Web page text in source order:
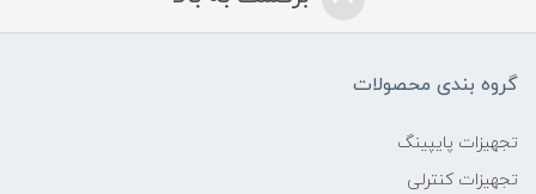
گروه بندی محصولات
تجهیزات پایپینگ
تجهیزات کنترلی